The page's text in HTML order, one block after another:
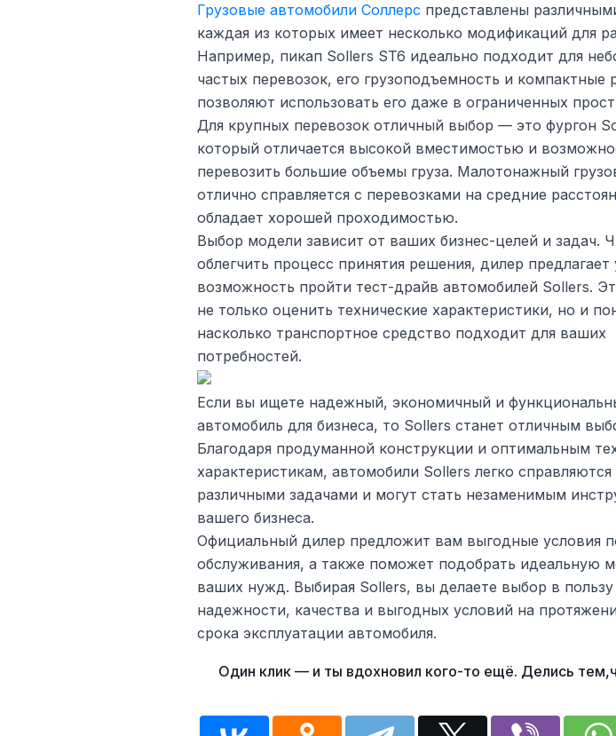
Грузовые автомобили Соллерс представлены
каждая из которых имеет несколько модификаций для
Например, пикап Sollers ST6 идеально подходит для
частых перевозок, его грузоподъемность и компактные
позволяют использовать его даже в ограниченных
Для крупных перевозок отличный выбор — это фургон
который отличается высокой вместимостью и
перевозить большие объемы груза. Малотонажный
отлично справляется с перевозками на средние
обладает хорошей проходимостью.
Выбор модели зависит от ваших бизнес-целей и задач.
облегчить процесс принятия решения, дилер
возможность пройти тест-драйв автомобилей Sollers.
не только оценить технические характеристики, но и
насколько транспортное средство подходит для ваших
потребностей.
Если вы ищете надежный, экономичный и
автомобиль для бизнеса, то Sollers станет отличным
Благодаря продуманной конструкции и оптимальным
характеристикам, автомобили Sollers легко справляются
различными задачами и могут стать незаменимым
вашего бизнеса.
Официальный дилер предложит вам выгодные условия
обслуживания, а также поможет подобрать идеальную
ваших нужд. Выбирая Sollers, вы делаете выбор в пользу
надежности, качества и выгодных условий на
срока эксплуатации автомобиля.